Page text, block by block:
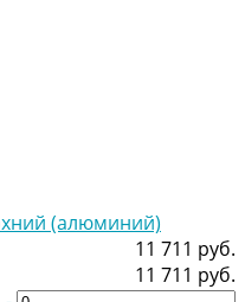
11 711 руб.
11 711 руб.